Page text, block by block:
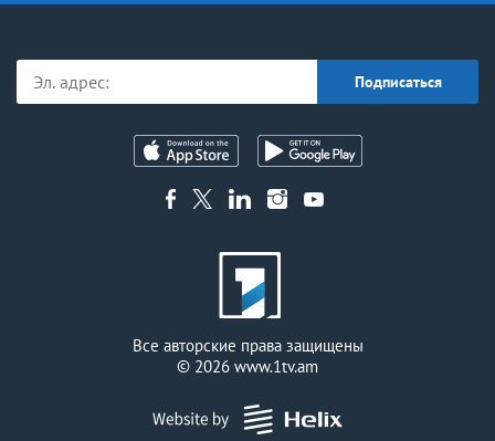
Все авторские права защищены
© 2026 www.1tv.am